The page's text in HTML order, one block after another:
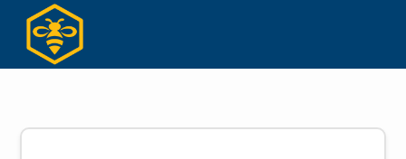
contenido